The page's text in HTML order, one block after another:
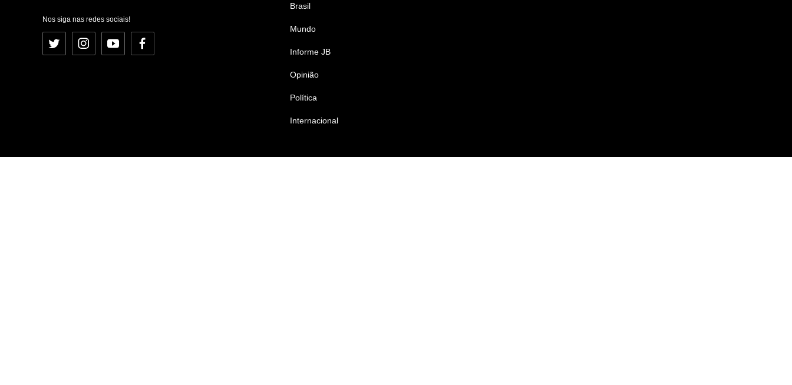
Nos siga nas redes sociais!
Twitter InstagramYouTubeFacebook
Brasil
Mundo
Informe JB
Opinião
Política
Internacional